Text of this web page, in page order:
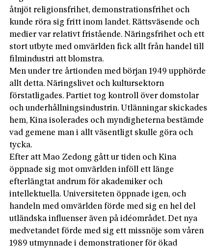
åtnjöt religionsfrihet, demonstrationsfrihet och
kunde röra sig fritt inom landet. Rättsväsende och
medier var relativt fristående. Näringsfrihet och ett
stort utbyte med omvärlden fick allt från handel till
filmindustri att blomstra.
Men under tre årtionden med början 1949 upphörde
allt detta. Näringslivet och kultursektorn
förstatligades. Partiet tog kontroll över domstolar
och underhållningsindustrin. Utlänningar skickades
hem, Kina isolerades och myndigheterna bestämde
vad gemene man i allt väsentligt skulle göra och
tycka.
Efter att Mao Zedong gått ur tiden och Kina
öppnade sig mot omvärlden inföll ett länge
efterlängtat andrum för akademiker och
intellektuella. Universiteten öppnade igen, och
handeln med omvärlden förde med sig en hel del
utländska influenser även på idéområdet. Det nya
medvetandet förde med sig ett missnöje som våren
1989 utmynnade i demonstrationer för ökad